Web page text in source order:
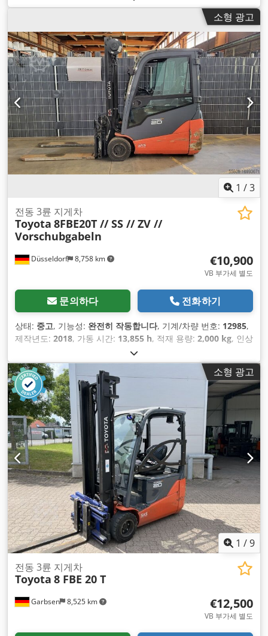
mm, 포크 길이:1,150 mm, 구동 방식:Elektro,
소형 광고
1 /3
Düsseldorf 8,758 km
전동 3륜 지게차
Toyota 8FBE20T // SS // ZV //
Vorschubgabeln
€10,900
VB 부가세 별도
문의하다 전화하기
상태: 중고, 기능성: 완전히 작동합니다, 기계/차량 번호: 12985,
제작년도: 2018, 가동 시간: 13,855 h, 적재 용량: 2,000 kg, 인상
, 자유 리프트:1,550 mm
스트 유형:심플렉스, 건설 높이:2,260 mm, 포크 길이:1,350
mm, 공차 중량:3,541 kg, 구동 방식: Elektro, 소형 광고
1 /9
Garbsen 8,525 km
전동 3륜 지게차
Toyota 8 FBE 20 T
€12,500
VB 부가세 별도